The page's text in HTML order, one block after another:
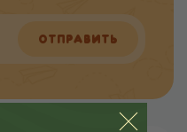
ОТПРАВИТЬ